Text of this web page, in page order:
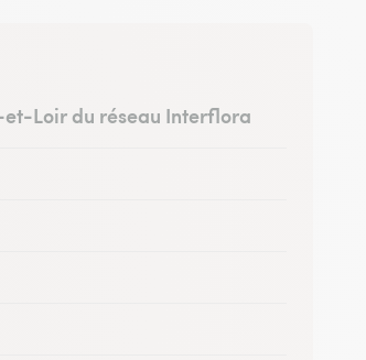
et-Loir du réseau Interflora